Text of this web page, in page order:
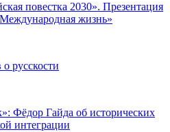
повестка 2030». Презентация
жизнь»
русскости
Фёдор Гайда об исторических
интеграции